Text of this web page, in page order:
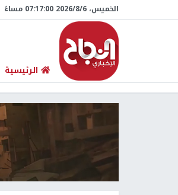
الخميس، 6/‏8/‏2026 07:17:01 مساءً
الرئيسية